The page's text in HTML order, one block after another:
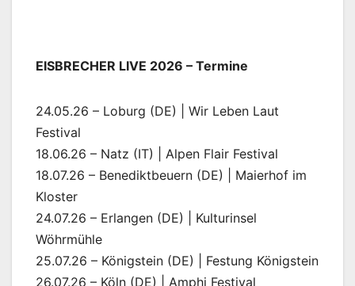
EISBRECHER LIVE 2026 – Termine
24.05.26 – Loburg (DE) | Wir Leben Laut
Festival
18.06.26 – Natz (IT) | Alpen Flair Festival
18.07.26 – Benediktbeuern (DE) | Maierhof im
Kloster
24.07.26 – Erlangen (DE) | Kulturinsel
Wöhrmühle
25.07.26 – Königstein (DE) | Festung Königstein
26.07.26 – Köln (DE) | Amphi Festival